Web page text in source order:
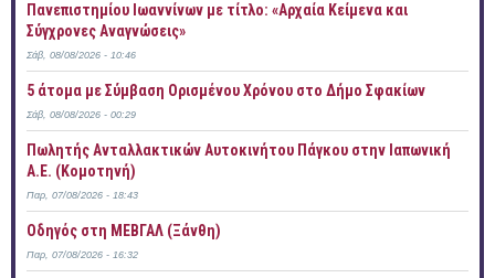
Πανεπιστημίου Ιωαννίνων με τίτλο: «Αρχαία Κείμενα και
Σύγχρονες Αναγνώσεις»
Σάβ, 08/08/2026 - 10:46
5 άτομα με Σύμβαση Ορισμένου Χρόνου στο Δήμο Σφακίων
Σάβ, 08/08/2026 - 00:29
Πωλητής Ανταλλακτικών Αυτοκινήτου Πάγκου στην Ιαπωνική
Α.Ε. (Κομοτηνή)
Παρ, 07/08/2026 - 18:43
Οδηγός στη ΜΕΒΓΑΛ (Ξάνθη)
Παρ, 07/08/2026 - 16:32